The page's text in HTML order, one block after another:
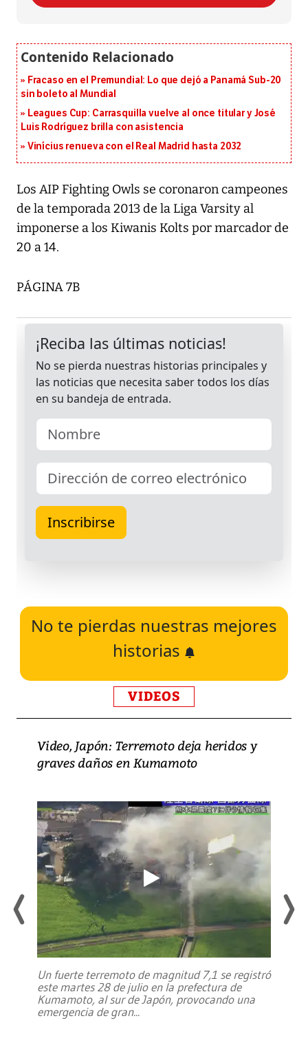
Fracaso en el Premundial: Lo que dejó a Panamá Sub-20
sin boleto al Mundial
Leagues Cup: Carrasquilla vuelve al once titular y José
Luis Rodríguez brilla con asistencia
Vinícius renueva con el Real Madrid hasta 2032
Los AIP Fighting Owls se coronaron campeones
de la temporada 2013 de la Liga Varsity al
imponerse a los Kiwanis Kolts por marcador de
20 a 14.
PÁGINA 7B
No te pierdas nuestras mejores
historias
VIDEOS
Video, Japón: Terremoto deja heridos y
graves daños en Kumamoto
Un fuerte terremoto de magnitud 7,1 se registró
este martes 28 de julio en la prefectura de
Kumamoto, al sur de Japón, provocando una
emergencia de gran...